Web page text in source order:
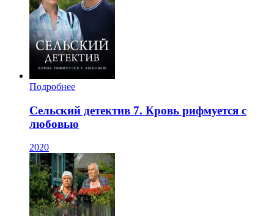
Подробнее
Сельский детектив 7. Кровь рифмуется с
любовью
2020